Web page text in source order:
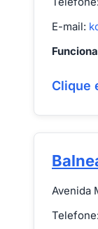
E-mail:
Clique
Avenida